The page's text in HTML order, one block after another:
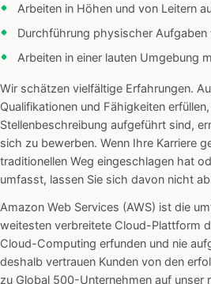
Arbeiten in Höhen und von Leitern
Durchführung physischer
Arbeiten in einer lauten Umgebung
Wir schätzen vielfältige Erfahrungen.
Qualifikationen und Fähigkeiten
Stellenbeschreibung aufgeführt sind,
sich zu bewerben. Wenn Ihre Karriere
traditionellen Weg eingeschlagen hat
umfasst, lassen Sie sich davon nicht
Amazon Web Services (AWS) ist die
weitesten verbreitete Cloud-Plattform
Cloud-Computing erfunden und nie
deshalb vertrauen Kunden von den
zu Global 500-Unternehmen auf unser